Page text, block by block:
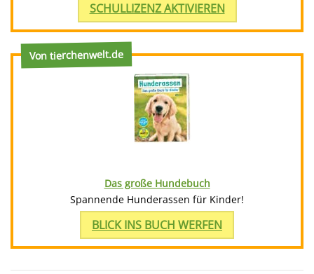
SCHULLIZENZ AKTIVIEREN
Von tierchenwelt.de
Das große Hundebuch
Spannende Hunderassen für Kinder!
BLICK INS BUCH WERFEN